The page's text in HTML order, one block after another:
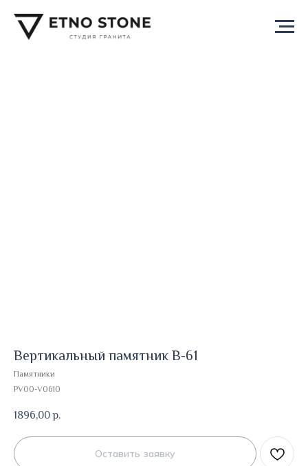
Вертикальный памятник В-61
Памятники
PV00-V0610
1896,00 р.
Оставить заявку